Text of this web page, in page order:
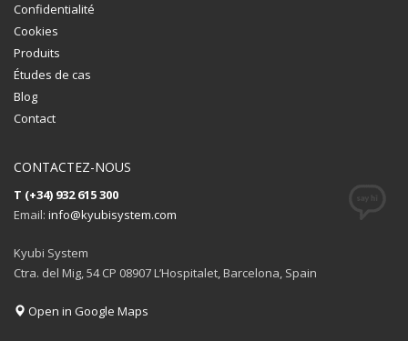
Confidentialité
Cookies
Produits
Études de cas
Blog
Contact
CONTACTEZ-NOUS
T (+34) 932 615 300
Email: info@kyubisystem.com
Kyubi System
Ctra. del Mig, 54 CP 08907 L’Hospitalet, Barcelona, Spain
Open in Google Maps